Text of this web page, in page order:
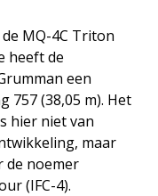
MQ-4C Triton
heeft de
een
757 (38,05 m). Het
hier niet van
maar
de noemer
(IFC-4).